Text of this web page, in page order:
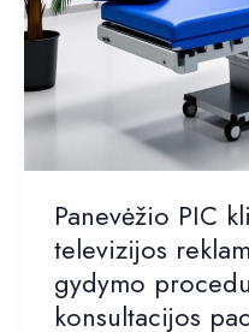
Panevėžio PIC
televizijos
gydymo
konsultacijos